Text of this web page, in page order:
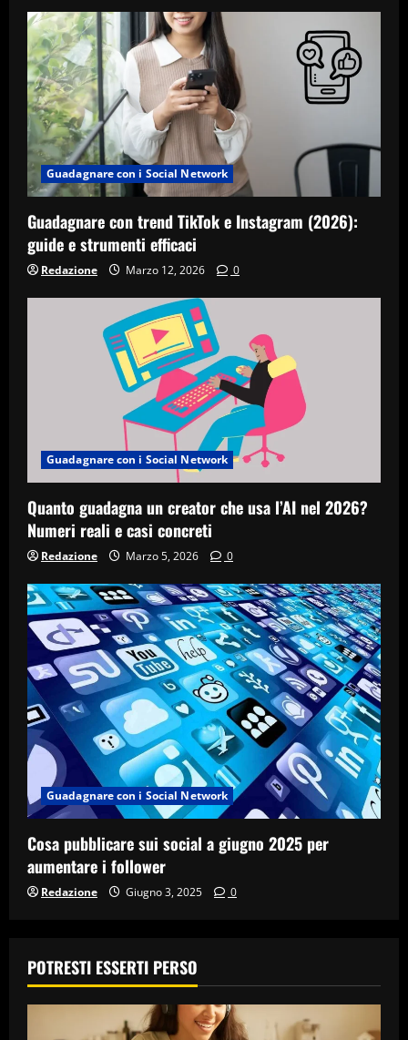
Guadagnare con i Social Network
Guadagnare con trend TikTok e Instagram (2026):
guide e strumenti efficaci
Redazione Marzo 12, 2026 0
Guadagnare con i Social Network
Quanto guadagna un creator che usa l’AI nel 2026?
Numeri reali e casi concreti
Redazione Marzo 5, 2026 0
Guadagnare con i Social Network
Cosa pubblicare sui social a giugno 2025 per
aumentare i follower
Redazione Giugno 3, 2025 0
POTRESTI ESSERTI PERSO